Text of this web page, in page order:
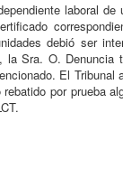
laboral
debió ser
Sra. O.
El
por prueba